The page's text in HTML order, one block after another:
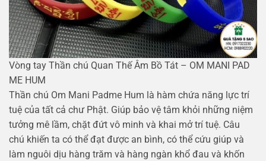
Vòng tay Thần chú Quan Thế Âm Bồ Tát – OM MANI PAD
ME HUM
Thần chú Om Mani Padme Hum là hàm chứa năng lực trí
tuệ của tất cả chư Phật. Giúp bảo vệ tâm khỏi những niệm
tưởng mê lầm, chặt đứt vô minh và khai mở trí tuệ. Câu
chú khiến ta có thể đạt được an bình, có thể cứu giúp và
làm nguôi dịu hàng trăm và hàng ngàn khổ đau và khốn